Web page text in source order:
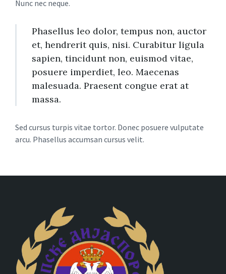
Nunc nec neque.
Phasellus leo dolor, tempus non, auctor
et, hendrerit quis, nisi. Curabitur ligula
sapien, tincidunt non, euismod vitae,
posuere imperdiet, leo. Maecenas
malesuada. Praesent congue erat at
massa.
Sed cursus turpis vitae tortor. Donec posuere vulputate
arcu. Phasellus accumsan cursus velit.